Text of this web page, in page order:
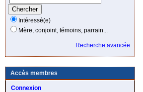
Intéressé(e)
Mère, conjoint, témoins, parrain...
Recherche avancée
Accès membres
Connexion